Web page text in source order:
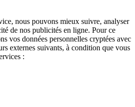
nous pouvons mieux suivre, analyser
de nos publicités en ligne. Pour ce
vos données personnelles cryptées avec
externes suivants, à condition que vous
: